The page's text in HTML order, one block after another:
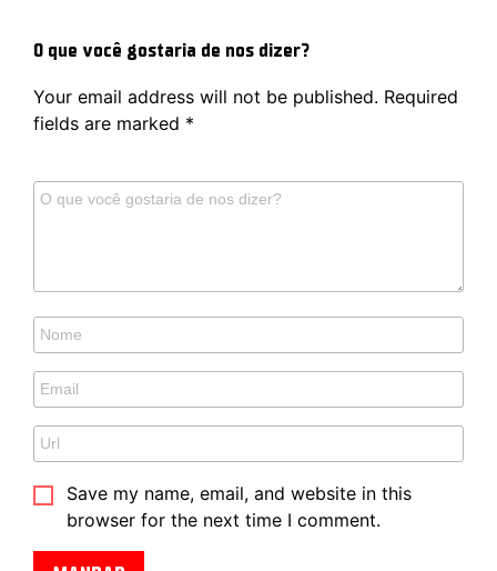
O que você gostaria de nos dizer?
Your email address will not be published. Required
fields are marked *
Save my name, email, and website in this
browser for the next time I comment.